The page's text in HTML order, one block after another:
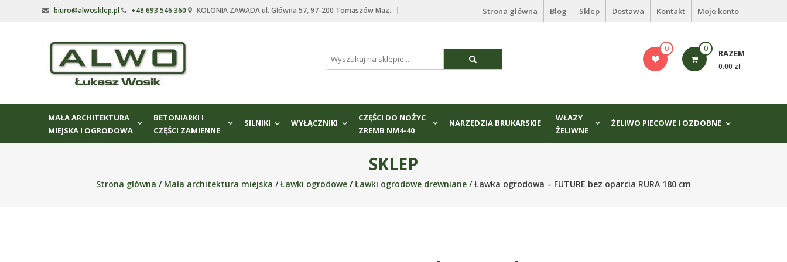
biuro@alwosklep.pl +48 693 546 360 KOLONIA ZAWADA ul. Główna 57, 97-200 Tomaszów Maz. Strona główna Blog Sklep Dostawa Kontakt Moje konto
Alwo
sklep
–
meble
ogrodowe,
0 0 RAZEM
0.00 zł
MAŁA ARCHITEKTURA
MIEJSKA I OGRODOWA
BETONIARKI I
CZĘŚCI ZAMIENNE
SILNIKI WYŁĄCZNIKI
CZĘŚCI DO NOŻYC
ZREMB NM4-40
NARZĘDZIA BRUKARSKIE
WŁAZY
ŻELIWNE
ŻELIWO PIECOWE I OZDOBNE
SKLEP
Strona główna / Mała architektura miejska /Ławki ogrodowe /Ławki ogrodowe drewniane / Ławka ogrodowa – FUTURE bez oparcia RURA 180 cm